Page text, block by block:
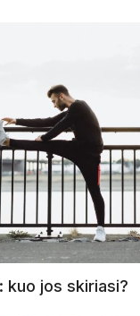
kuo jos skiriasi?